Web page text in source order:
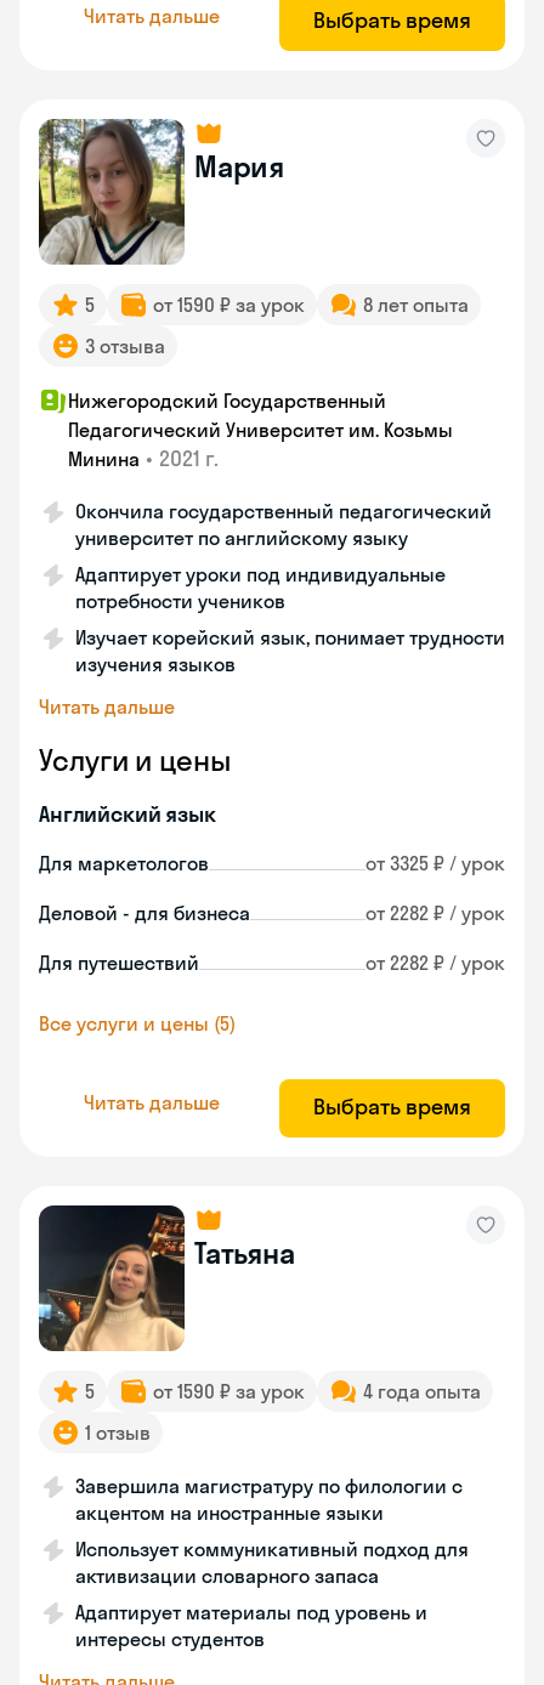
Читать дальше Выбрать время
Мария
5 от 1590 ₽ за урок
8 лет опыта
3 отзыва
Нижегородский Государственный
Педагогический Университет им. Козьмы
Минина • 2021 г.
Окончила государственный педагогический
университет по английскому языку
Адаптирует уроки под индивидуальные
потребности учеников
Изучает корейский язык, понимает трудности
изучения языков
Читать дальше
Услуги и цены
Английский язык
Для маркетологов от 3325 ₽ / урок
Деловой - для бизнеса от 2282 ₽ / урок
Для путешествий от 2282 ₽ / урок
Все услуги и цены (5)
Читать дальше Выбрать время
Татьяна
5 от 1590 ₽ за урок
4 года опыта
1 отзыв
Завершила магистратуру по филологии с
акцентом на иностранные языки
Использует коммуникативный подход для
активизации словарного запаса
Адаптирует материалы под уровень и
интересы студентов